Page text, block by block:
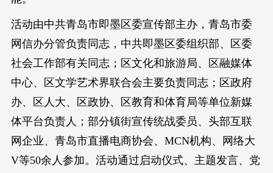
活动由中共青岛市即墨区委宣传部主办，青岛市委
网信办分管负责同志，中共即墨区委组织部、区委
社会工作部有关同志；区文化和旅游局、区融媒体
中心、区文学艺术界联合会主要负责同志；区政府
办、区人大、区政协、区教育和体育局等单位新媒
体平台负责人；部分镇街宣传统战委员、头部互联
网企业、青岛市直播电商协会、MCN机构、网络大
V等50余人参加。活动通过启动仪式、主题发言、党